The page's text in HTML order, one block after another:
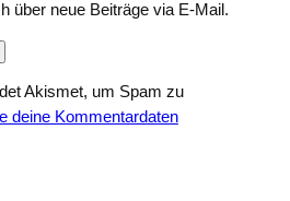
über neue Beiträge via E-Mail.
Akismet, um Spam zu
deine Kommentardaten